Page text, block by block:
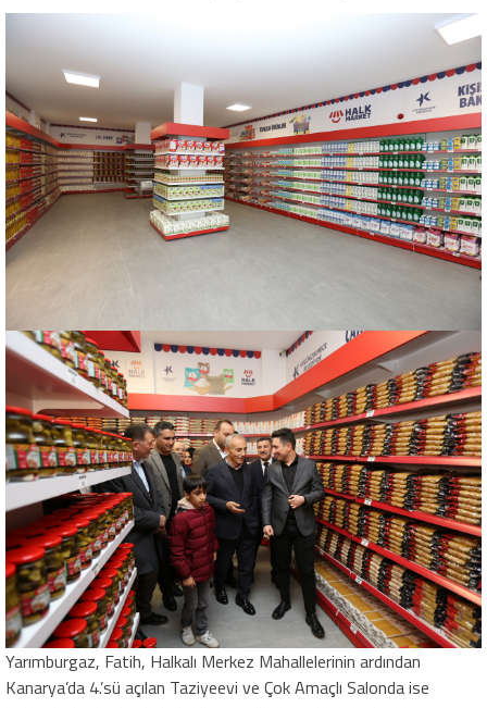
Yarımburgaz, Fatih, Halkalı Merkez Mahallelerinin ardından
Kanarya’da 4.’sü açılan Taziyeevi ve Çok Amaçlı Salonda ise